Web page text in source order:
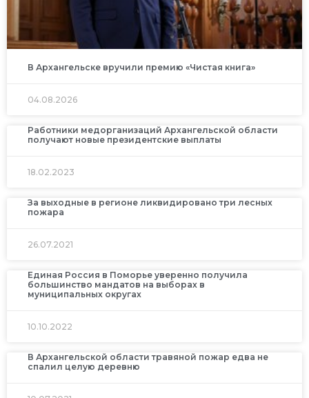
В Архангельске вручили премию «Чистая книга»
04.08.2026
Работники медорганизаций Архангельской области
получают новые президентские выплаты
18.02.2023
За выходные в регионе ликвидировано три лесных
пожара
26.07.2021
Единая Россия в Поморье уверенно получила
большинство мандатов на выборах в
муниципальных округах
10.10.2022
В Архангельской области травяной пожар едва не
спалил целую деревню